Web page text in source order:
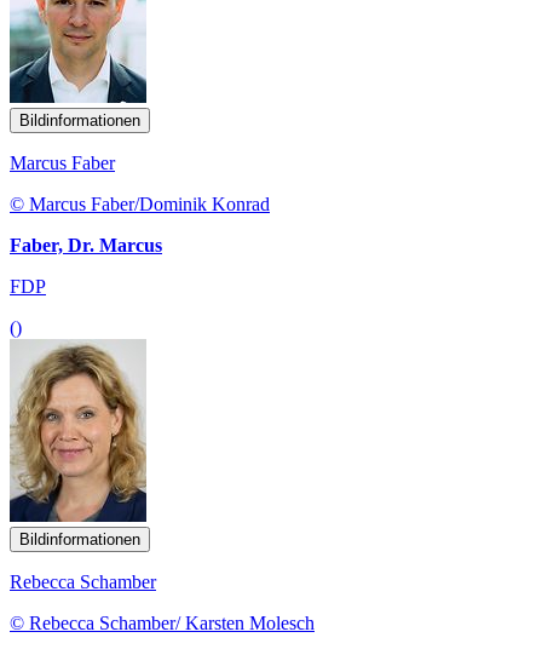
Bildinformationen
Marcus Faber
© Marcus Faber/Dominik Konrad
Faber, Dr. Marcus
FDP
()
Bildinformationen
Rebecca Schamber
© Rebecca Schamber/ Karsten Molesch